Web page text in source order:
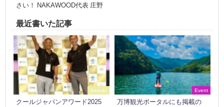
さい！ NAKAWOOD代表 庄野
最近書いた記事
Awards
クールジャパンアワード2025
Event
万博観光ポータルにも掲載の